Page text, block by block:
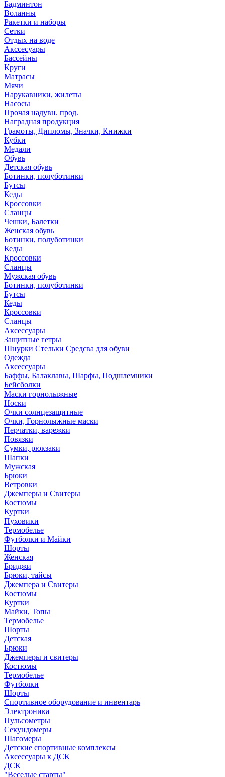
Бадминтон
Воланны
Ракетки и наборы
Сетки
Отдых на воде
Акссесуары
Бассейны
Круги
Матрасы
Мячи
Нарукавники, жилеты
Насосы
Прочая надувн. прод.
Наградная продукция
Грамоты, Дипломы, Значки, Книжки
Кубки
Медали
Обувь
Детская обувь
Ботинки, полуботинки
Бутсы
Кеды
Кроссовки
Сланцы
Чешки, Балетки
Женская обувь
Ботинки, полуботинки
Кеды
Кроссовки
Сланцы
Мужская обувь
Ботинки, полуботинки
Бутсы
Кеды
Кроссовки
Сланцы
Аксессуары
Защитные гетры
Шнурки Стельки Средсва для обуви
Одежда
Аксессуары
Баффы, Балаклавы, Шарфы, Подшлемники
Бейсболки
Маски горнолыжные
Носки
Очки солнцезащитные
Очки, Горнолыжные маски
Перчатки, варежки
Повязки
Сумки, рюкзаки
Шапки
Мужская
Брюки
Ветровки
Джемперы и Свитеры
Костюмы
Куртки
Пуховики
Термобелье
Футболки и Майки
Шорты
Женская
Бриджи
Брюки, тайсы
Джемпера и Свитеры
Костюмы
Куртки
Майки, Топы
Термобелье
Шорты
Детская
Брюки
Джемперы и свитеры
Костюмы
Термобелье
Футболки
Шорты
Спортивное оборудование и инвентарь
Электроника
Пульсометры
Секундомеры
Шагомеры
Детские спортивные комплексы
Аксессуары к ДСК
ДСК
"Веселые старты"